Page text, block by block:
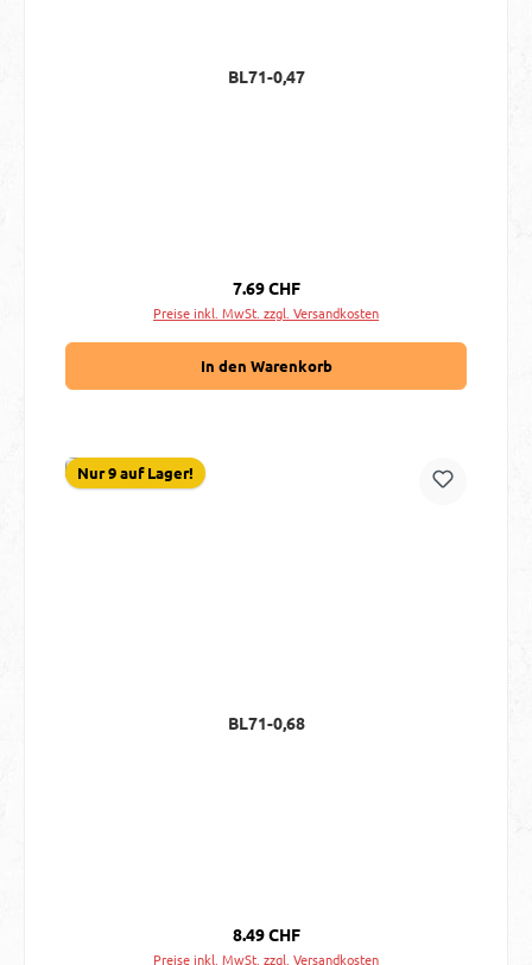
BL71-0,47
Regulärer Preis:
7.69 CHF
Preise inkl. MwSt. zzgl. Versandkosten
In den Warenkorb
Nur 9 auf Lager!
BL71-0,68
Regulärer Preis:
8.49 CHF
Preise inkl. MwSt. zzgl. Versandkosten